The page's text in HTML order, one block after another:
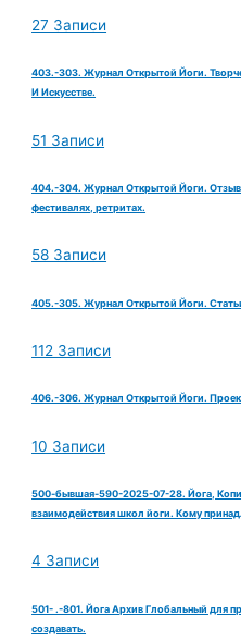
27 Записи
403.-303. Журнал Открытой Йоги.
И Искусстве.
51 Записи
404.-304. Журнал Открытой Йоги.
фестивалях, ретритах.
58 Записи
405.-305. Журнал Открытой Йоги.
112 Записи
406.-306. Журнал Открытой Йоги.
10 Записи
500-бывшая-590-2025-07-28. Йога,
взаимодействия школ йоги. Кому
4 Записи
501- .-801. Йога Архив Глобальный для
создавать.